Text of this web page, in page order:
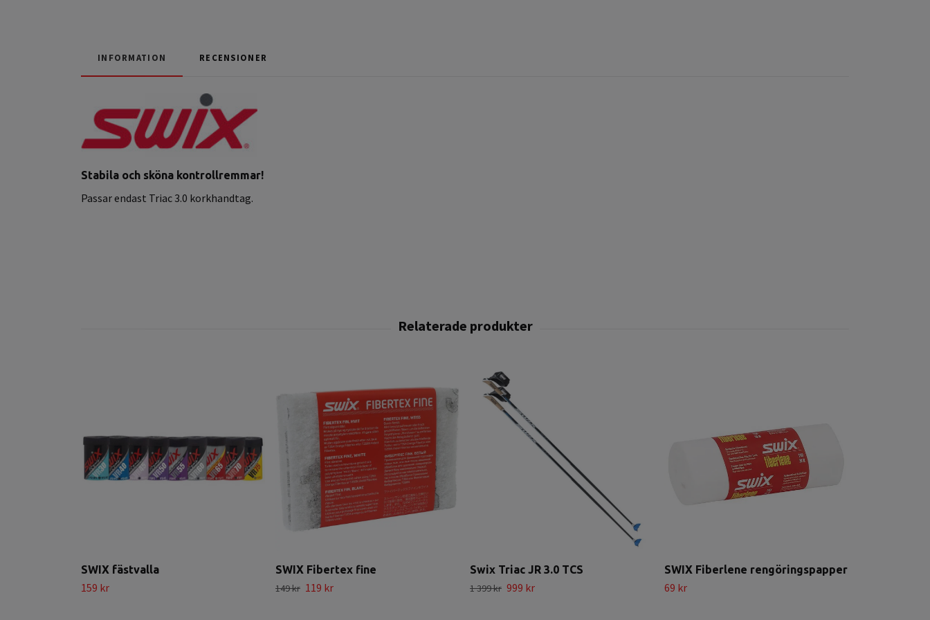
INFORMATION RECENSIONER
Stabila och sköna kontrollremmar!
Passar endast Triac 3.0 korkhandtag.
SWIX fästvalla
159 kr
SWIX Fibertex fine
149 kr 119 kr
Swix Triac JR 3.0 TCS
1 399 kr 999 kr
SWIX Fiberlene rengöringspapper
69 kr